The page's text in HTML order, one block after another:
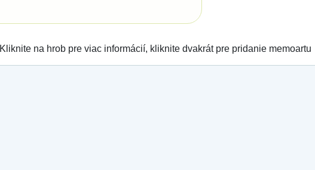
Kliknite na hrob pre viac informácií, kliknite dvakrát pre pridanie memoartu